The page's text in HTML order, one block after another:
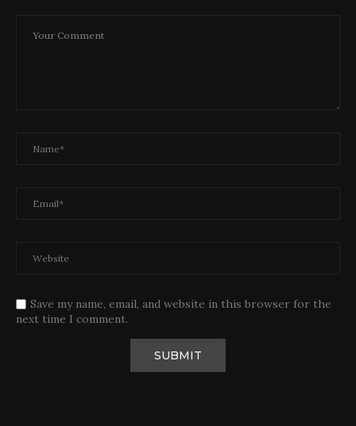
Save my name, email, and website in this browser for the
next time I comment.